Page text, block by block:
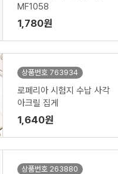
MF1058
1,780원
상품번호 763934
로페리아 시험지 수납 사각
아크릴 집게
1,640원
상품번호 263880